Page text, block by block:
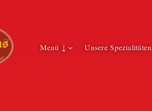
Menü ↓ Unsere Spezialitäten